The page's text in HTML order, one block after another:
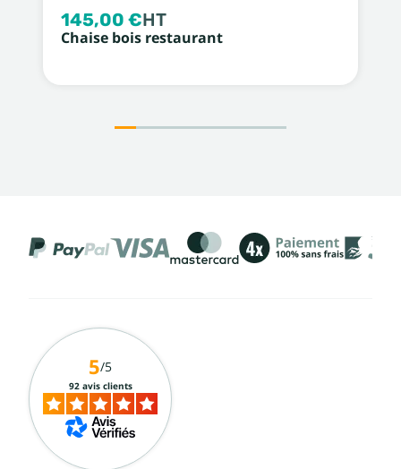
145,00 €HT
Chaise bois restaurant
5/5
92 avis clients